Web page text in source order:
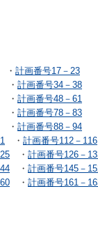
計画番号17－23
計画番号34－38
計画番号48－61
計画番号78－83
計画番号88－94
・ 計画番号112－116
・ 計画番号126－
・ 計画番号145－
・ 計画番号161－